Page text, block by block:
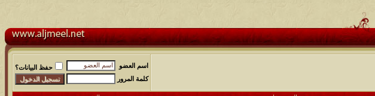
اسم العضو
حفظ البيانات؟
كلمة المرور